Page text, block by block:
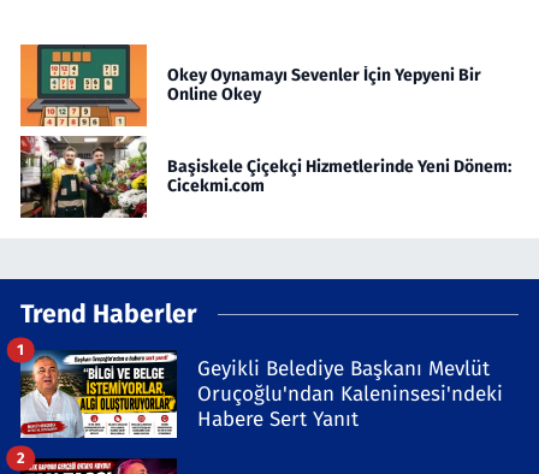
Okey Oynamayı Sevenler İçin Yepyeni Bir
Online Okey
Başiskele Çiçekçi Hizmetlerinde Yeni Dönem:
Cicekmi.com
Trend Haberler
Geyikli Belediye Başkanı Mevlüt
Oruçoğlu'ndan Kaleninsesi'ndeki
Habere Sert Yanıt
1
2